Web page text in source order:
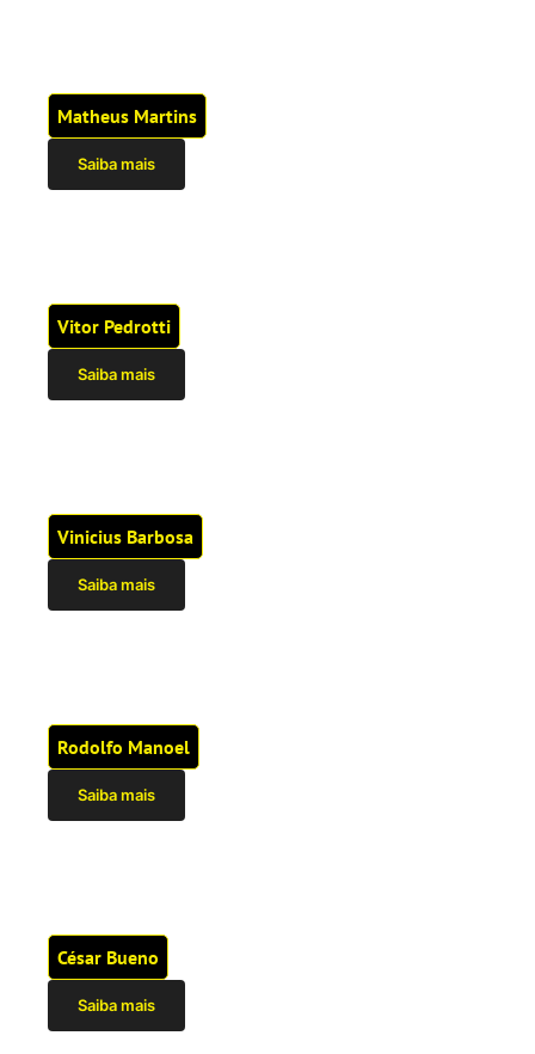
Matheus Martins
Saiba mais
Vitor Pedrotti
Saiba mais
Vinicius Barbosa
Saiba mais
Rodolfo Manoel
Saiba mais
César Bueno
Saiba mais